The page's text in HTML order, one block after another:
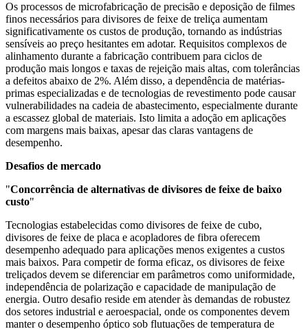
Os processos de microfabricação de precisão e deposição de filmes
finos necessários para divisores de feixe de treliça aumentam
significativamente os custos de produção, tornando as indústrias
sensíveis ao preço hesitantes em adotar. Requisitos complexos de
alinhamento durante a fabricação contribuem para ciclos de
produção mais longos e taxas de rejeição mais altas, com tolerâncias
a defeitos abaixo de 2%. Além disso, a dependência de matérias-
primas especializadas e de tecnologias de revestimento pode causar
vulnerabilidades na cadeia de abastecimento, especialmente durante
a escassez global de materiais. Isto limita a adoção em aplicações
com margens mais baixas, apesar das claras vantagens de
desempenho.
Desafios de mercado
"Concorrência de alternativas de divisores de feixe de baixo
custo"
Tecnologias estabelecidas como divisores de feixe de cubo,
divisores de feixe de placa e acopladores de fibra oferecem
desempenho adequado para aplicações menos exigentes a custos
mais baixos. Para competir de forma eficaz, os divisores de feixe
treliçados devem se diferenciar em parâmetros como uniformidade,
independência de polarização e capacidade de manipulação de
energia. Outro desafio reside em atender às demandas de robustez
dos setores industrial e aeroespacial, onde os componentes devem
manter o desempenho óptico sob flutuações de temperatura de